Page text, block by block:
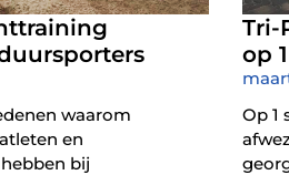
waarom
en
bij
Tri-
op
Op 1